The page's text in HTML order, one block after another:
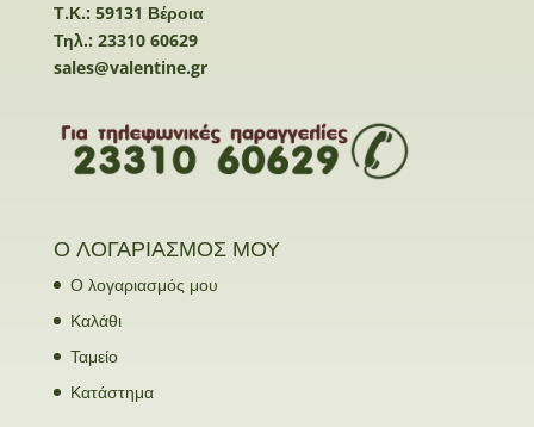
Τ.Κ.: 59131 Βέροια
Τηλ.: 23310 60629
sales@valentine.gr
Ο ΛΟΓΑΡΙΑΣΜΟΣ ΜΟΥ
Ο λογαριασμός μου
Καλάθι
Ταμείο
Κατάστημα